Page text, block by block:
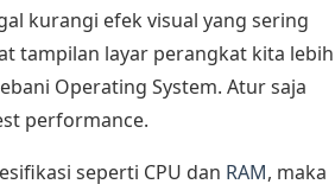
kurangi efek visual yang sering
tampilan layar perangkat kita lebih
Operating System. Atur saja
performance.
seperti CPU dan RAM, maka